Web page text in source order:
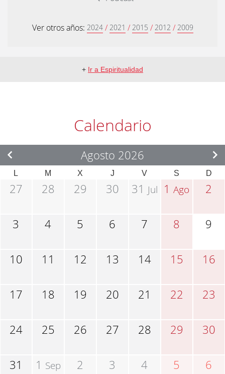
Ver otros años: 2024 / 2021 / 2015 / 2012 / 2009
+ Ir a Espiritualidad
Calendario
Agosto 2026
L M X J V S D
27 28 29 30 31 Jul 1Ago 2
3 4 5 6 7 8 9
10 11 12 13 14 15 16
17 18 19 20 21 22 23
24 25 26 27 28 29 30
31 1 Sep 2 3 4 5 6